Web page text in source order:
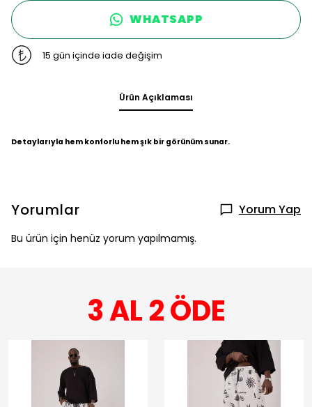
WHATSAPP
15 gün içinde iade değişim
Ürün Açıklaması
Detaylarıyla hem konforlu hem şık bir görünüm sunar.
Yorumlar Yorum Yap
Bu ürün için henüz yorum yapılmamış.
3 AL 2 ÖDE